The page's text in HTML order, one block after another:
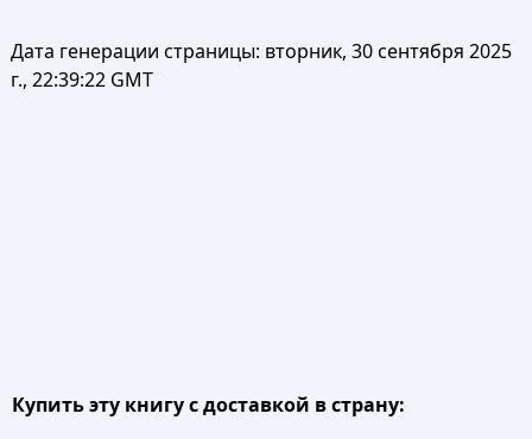
Дата генерации страницы: вторник, 30 сентября 2025
г., 22:39:22 GMT
Купить эту книгу с доставкой в страну: